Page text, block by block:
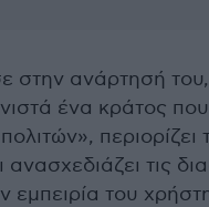
στην ανάρτησή
ένα κράτος που
περιορίζει
τις
του χρήστη